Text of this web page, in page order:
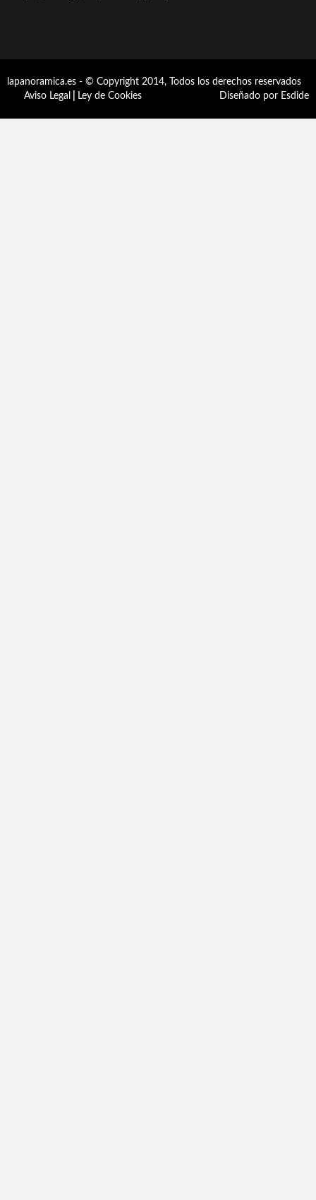
lapanoramica.es - © Copyright 2014, Todos los derechos reservados
Aviso Legal
Ley de Cookies Diseñado por Esdide